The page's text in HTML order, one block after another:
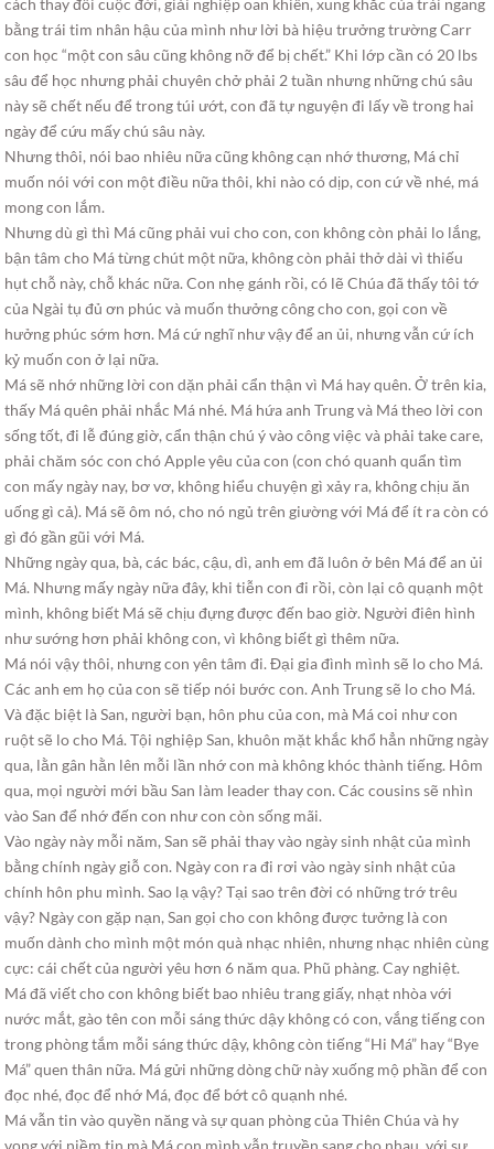
cách thay đổi cuộc đời, giải nghiệp oan khiên, xung khắc của trái ngang
bằng trái tim nhân hậu của mình như lời bà hiệu trưởng trường Carr
con học “một con sâu cũng không nỡ để bị chết.” Khi lớp cần có 20 lbs
sâu để học nhưng phải chuyên chở phải 2 tuần nhưng những chú sâu
này sẽ chết nếu để trong túi ướt, con đã tự nguyện đi lấy về trong hai
ngày để cứu mấy chú sâu này.
Nhưng thôi, nói bao nhiêu nữa cũng không cạn nhớ thương, Má chỉ
muốn nói với con một điều nữa thôi, khi nào có dịp, con cứ về nhé, má
mong con lắm.
Nhưng dù gì thì Má cũng phải vui cho con, con không còn phải lo lắng,
bận tâm cho Má từng chút một nữa, không còn phải thở dài vì thiếu
hụt chỗ này, chỗ khác nữa. Con nhẹ gánh rồi, có lẽ Chúa đã thấy tôi tớ
của Ngài tụ đủ ơn phúc và muốn thưởng công cho con, gọi con về
hưởng phúc sớm hơn. Má cứ nghĩ như vậy để an ủi, nhưng vẫn cứ ích
kỷ muốn con ở lại nữa.
Má sẽ nhớ những lời con dặn phải cẩn thận vì Má hay quên. Ở trên kia,
thấy Má quên phải nhắc Má nhé. Má hứa anh Trung và Má theo lời con
sống tốt, đi lễ đúng giờ, cẩn thận chú ý vào công việc và phải take care,
phải chăm sóc con chó Apple yêu của con (con chó quanh quẩn tìm
con mấy ngày nay, bơ vơ, không hiểu chuyện gì xảy ra, không chịu ăn
uống gì cả). Má sẽ ôm nó, cho nó ngủ trên giường với Má để ít ra còn có
gì đó gần gũi với Má.
Những ngày qua, bà, các bác, cậu, dì, anh em đã luôn ở bên Má để an ủi
Má. Nhưng mấy ngày nữa đây, khi tiễn con đi rồi, còn lại cô quạnh một
mình, không biết Má sẽ chịu đựng được đến bao giờ. Người điên hình
như sướng hơn phải không con, vì không biết gì thêm nữa.
Má nói vậy thôi, nhưng con yên tâm đi. Đại gia đình mình sẽ lo cho Má.
Các anh em họ của con sẽ tiếp nói bước con. Anh Trung sẽ lo cho Má.
Và đặc biệt là San, người bạn, hôn phu của con, mà Má coi như con
ruột sẽ lo cho Má. Tội nghiệp San, khuôn mặt khắc khổ hẳn những ngày
qua, lằn gân hằn lên mỗi lần nhớ con mà không khóc thành tiếng. Hôm
qua, mọi người mới bầu San làm leader thay con. Các cousins sẽ nhìn
vào San để nhớ đến con như con còn sống mãi.
Vào ngày này mỗi năm, San sẽ phải thay vào ngày sinh nhật của mình
bằng chính ngày giỗ con. Ngày con ra đi rơi vào ngày sinh nhật của
chính hôn phu mình. Sao lạ vậy? Tại sao trên đời có những trớ trêu
vậy? Ngày con gặp nạn, San gọi cho con không được tưởng là con
muốn dành cho mình một món quà nhạc nhiên, nhưng nhạc nhiên cùng
cực: cái chết của người yêu hơn 6 năm qua. Phũ phàng. Cay nghiệt.
Má đã viết cho con không biết bao nhiêu trang giấy, nhạt nhòa với
nước mắt, gào tên con mỗi sáng thức dậy không có con, vắng tiếng con
trong phòng tắm mỗi sáng thức dậy, không còn tiếng “Hi Má” hay “Bye
Má” quen thân nữa. Má gửi những dòng chữ này xuống mộ phần để con
đọc nhé, đọc để nhớ Má, đọc để bớt cô quạnh nhé.
Má vẫn tin vào quyền năng và sự quan phòng của Thiên Chúa và hy
vọng với niềm tin mà Má con mình vẫn truyền sang cho nhau, với sự